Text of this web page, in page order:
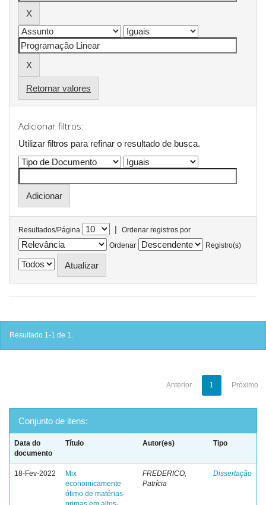
Retornar valores
Adicionar filtros:
Utilizar filtros para refinar o resultado de busca.
Resultados/Página |
Ordenar registros por
Ordenar
Registro(s)
Resultado 1-1 de 1.
Anterior 1 Próximo
Conjunto de itens:
Data do
documento
Título Autor(es) Tipo
18-Fev-2022
Mix
economicamente
ótimo de matérias-
FREDERICO,
Patrícia
Dissertação